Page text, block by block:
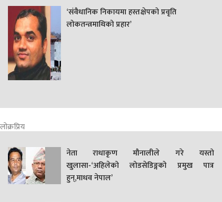
‘संवैधानिक निकायमा हस्तक्षेपको प्रवृति
लोकतन्त्रमाथिको प्रहार’
लोक्रप्रिय
नेता राधाकृण मौनालीले गरे यस्तो
खुलासा-‘अहिलेको लोडसेडिङ्गको प्रमुख पात्र
हुन्,माधव नेपाल’